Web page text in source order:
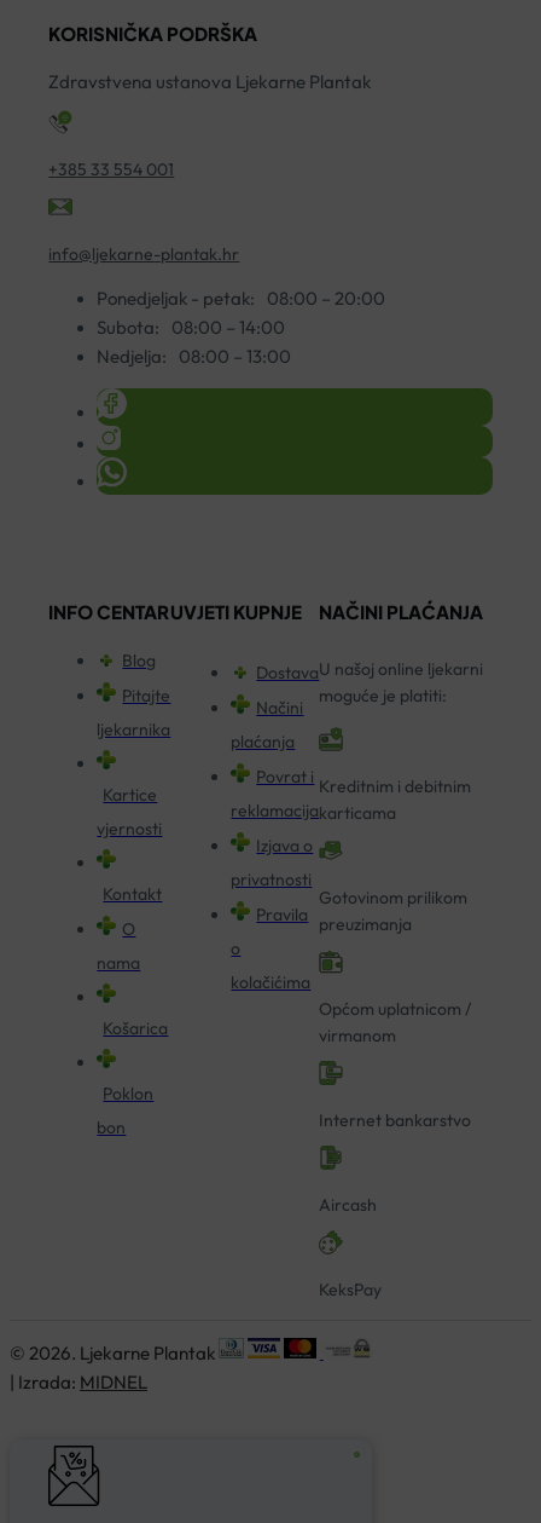
KORISNIČKA PODRŠKA
Zdravstvena ustanova Ljekarne Plantak
+385 33 554 001
info@ljekarne-plantak.hr
Ponedjeljak - petak:
08:00 – 20:00
Subota:
08:00 – 14:00
Nedjelja:
08:00 – 13:00
INFO CENTAR
Blog
Pitajte
ljekarnika
Kartice
vjernosti
Kontakt
O
nama
Košarica
Poklon
bon
UVJETI KUPNJE
Dostava
Načini
plaćanja
Povrat i
reklamacija
Izjava o
privatnosti
Pravila
o
kolačićima
NAČINI PLAĆANJA
U našoj online ljekarni
moguće je platiti:
Kreditnim i debitnim
karticama
Gotovinom prilikom
preuzimanja
Općom uplatnicom /
virmanom
Internet bankarstvo
Aircash
KeksPay
© 2026. Ljekarne Plantak
| Izrada: MIDNEL